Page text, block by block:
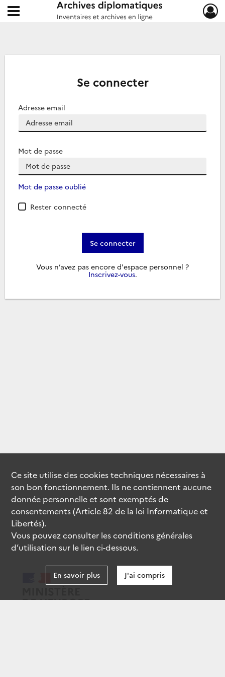
Archives diplomatiques
Ouvrir le menu déroulant
Se connecter
Adresse email
Mot de passe
Mot de passe oublié
Rester connecté
Se connecter
Vous n’avez pas encore d'espace personnel ?
Inscrivez-vous.
Ce site utilise descookiestechniques nécessaires à
son bon fonctionnement. Ils ne contiennent aucune
donnée personnelle et sont exemptés de
consentements (Article 82 de la loi Informatique et
Libertés).
Vous pouvez consulter les conditions générales
d’utilisation sur le lien ci-dessous.
En savoir plus J'ai compris